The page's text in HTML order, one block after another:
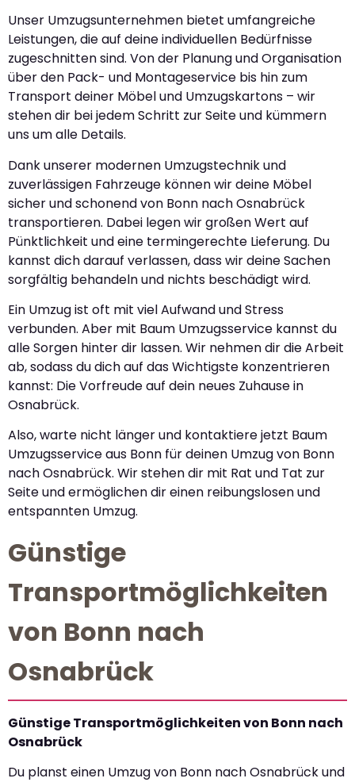
Unser Umzugsunternehmen bietet umfangreiche
Leistungen, die auf deine individuellen Bedürfnisse
zugeschnitten sind. Von der Planung und Organisation
über den Pack- und Montageservice bis hin zum
Transport deiner Möbel und Umzugskartons – wir
stehen dir bei jedem Schritt zur Seite und kümmern
uns um alle Details.
Dank unserer modernen Umzugstechnik und
zuverlässigen Fahrzeuge können wir deine Möbel
sicher und schonend von Bonn nach Osnabrück
transportieren. Dabei legen wir großen Wert auf
Pünktlichkeit und eine termingerechte Lieferung. Du
kannst dich darauf verlassen, dass wir deine Sachen
sorgfältig behandeln und nichts beschädigt wird.
Ein Umzug ist oft mit viel Aufwand und Stress
verbunden. Aber mit Baum Umzugsservice kannst du
alle Sorgen hinter dir lassen. Wir nehmen dir die Arbeit
ab, sodass du dich auf das Wichtigste konzentrieren
kannst: Die Vorfreude auf dein neues Zuhause in
Osnabrück.
Also, warte nicht länger und kontaktiere jetzt Baum
Umzugsservice aus Bonn für deinen Umzug von Bonn
nach Osnabrück. Wir stehen dir mit Rat und Tat zur
Seite und ermöglichen dir einen reibungslosen und
entspannten Umzug.
Günstige
Transportmöglichkeiten
von Bonn nach
Osnabrück
Günstige Transportmöglichkeiten von Bonn nach
Osnabrück
Du planst einen Umzug von Bonn nach Osnabrück und